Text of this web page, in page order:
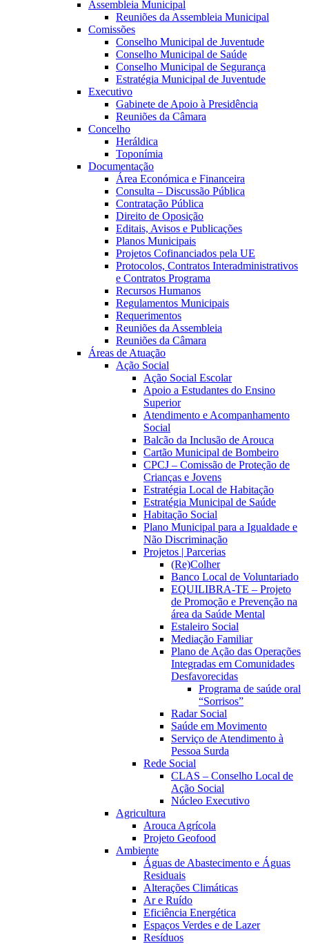
Assembleia Municipal
Reuniões da Assembleia Municipal
Comissões
Conselho Municipal de Juventude
Conselho Municipal de Saúde
Conselho Municipal de Segurança
Estratégia Municipal de Juventude
Executivo
Gabinete de Apoio à Presidência
Reuniões da Câmara
Concelho
Heráldica
Toponímia
Documentação
Área Económica e Financeira
Consulta – Discussão Pública
Contratação Pública
Direito de Oposição
Editais, Avisos e Publicações
Planos Municipais
Projetos Cofinanciados pela UE
Protocolos, Contratos Interadministrativos
e Contratos Programa
Recursos Humanos
Regulamentos Municipais
Requerimentos
Reuniões da Assembleia
Reuniões da Câmara
Áreas de Atuação
Ação Social
Ação Social Escolar
Apoio a Estudantes do Ensino
Superior
Atendimento e Acompanhamento
Social
Balcão da Inclusão de Arouca
Cartão Municipal de Bombeiro
CPCJ – Comissão de Proteção de
Crianças e Jovens
Estratégia Local de Habitação
Estratégia Municipal de Saúde
Habitação Social
Plano Municipal para a Igualdade e
Não Discriminação
Projetos | Parcerias
(Re)Colher
Banco Local de Voluntariado
EQUILIBRA-TE – Projeto
de Promoção e Prevenção na
área da Saúde Mental
Estaleiro Social
Mediação Familiar
Plano de Ação das Operações
Integradas em Comunidades
Desfavorecidas
Programa de saúde oral
“Sorrisos”
Radar Social
Saúde em Movimento
Serviço de Atendimento à
Pessoa Surda
Rede Social
CLAS – Conselho Local de
Ação Social
Núcleo Executivo
Agricultura
Arouca Agrícola
Projeto Geofood
Ambiente
Águas de Abastecimento e Águas
Residuais
Alterações Climáticas
Ar e Ruído
Eficiência Energética
Espaços Verdes e de Lazer
Resíduos